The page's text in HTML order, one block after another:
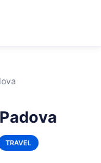
TRAVEL